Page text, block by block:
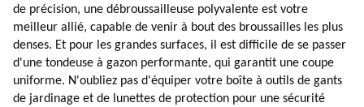
de précision, une débroussailleuse polyvalente est votre
meilleur allié, capable de venir à bout des broussailles les plus
denses. Et pour les grandes surfaces, il est difficile de se passer
d'une tondeuse à gazon performante, qui garantit une coupe
uniforme. N'oubliez pas d'équiper votre boîte à outils de gants
de jardinage et de lunettes de protection pour une sécurité